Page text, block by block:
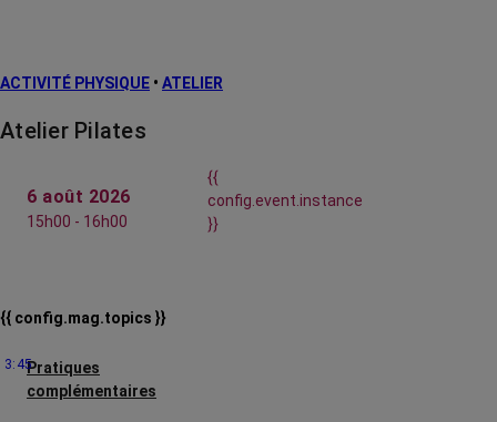
ACTIVITÉ PHYSIQUE • ATELIER
Atelier Pilates
6 août 2026
15h00 - 16h00
{{
config.event.instance
}}
{{ config.mag.topics }}
Pratiques
complémentaires
3:45